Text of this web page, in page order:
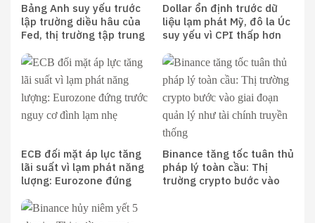
Bảng Anh suy yếu trước
lập trường diều hâu của
Fed, thị trường tập trung
Dollar ổn định trước dữ
liệu lạm phát Mỹ, đô la Úc
suy yếu vì CPI thấp hơn
ECB đối mặt áp lực tăng
lãi suất vì lạm phát năng
lượng: Eurozone đứng
nhẹ
Binance tăng tốc tuân thủ
pháp lý toàn cầu: Thị
trường crypto bước vào